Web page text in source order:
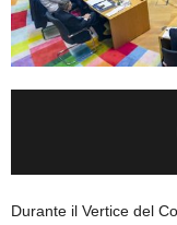
Durante il Vertice del